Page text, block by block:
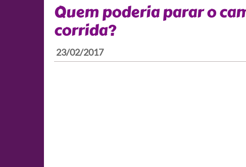
Quem poderia parar o
corrida?
23/02/2017